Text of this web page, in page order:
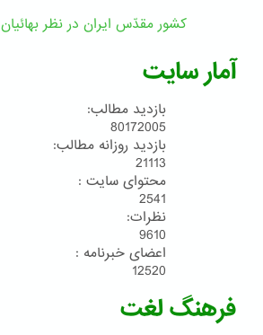
کشور مقدّس ایران در نظر بهائیان
آمار سایت
بازدید مطالب:
80172005
بازدید روزانه مطالب:
21113
محتوای سایت :
2541
نظرات:
9610
اعضای خبرنامه :
12520
فرهنگ لغت